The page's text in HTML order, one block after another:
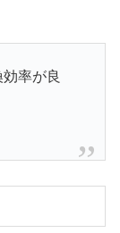
率が良